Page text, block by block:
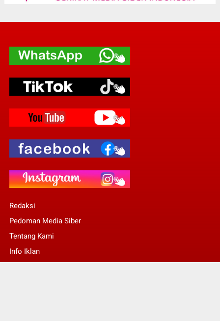
Redaksi
Pedoman Media Siber
Tentang Kami
Info Iklan